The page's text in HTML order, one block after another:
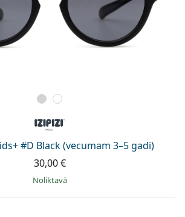
#D Black (vecumam 3–5 gadi)
30,00 €
Noliktavā